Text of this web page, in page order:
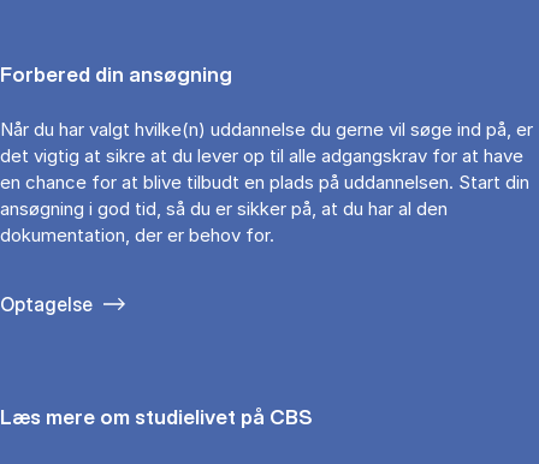
Forbered din ansøgning
Når du har valgt hvilke(n) uddannelse du gerne vil søge ind på, er
det vigtig at sikre at du lever op til alle adgangskrav for at have
en chance for at blive tilbudt en plads på uddannelsen. Start din
ansøgning i god tid, så du er sikker på, at du har al den
dokumentation, der er behov for.
Optagelse
Læs mere om studielivet på CBS